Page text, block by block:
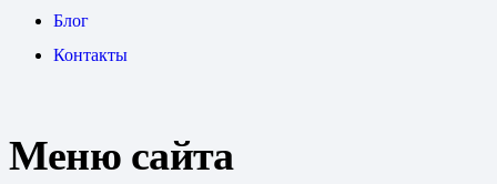
Блог
Контакты
Меню сайта